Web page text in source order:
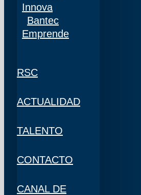
Innova
Bantec
Emprende
RSC
ACTUALIDAD
TALENTO
CONTACTO
CANAL DE